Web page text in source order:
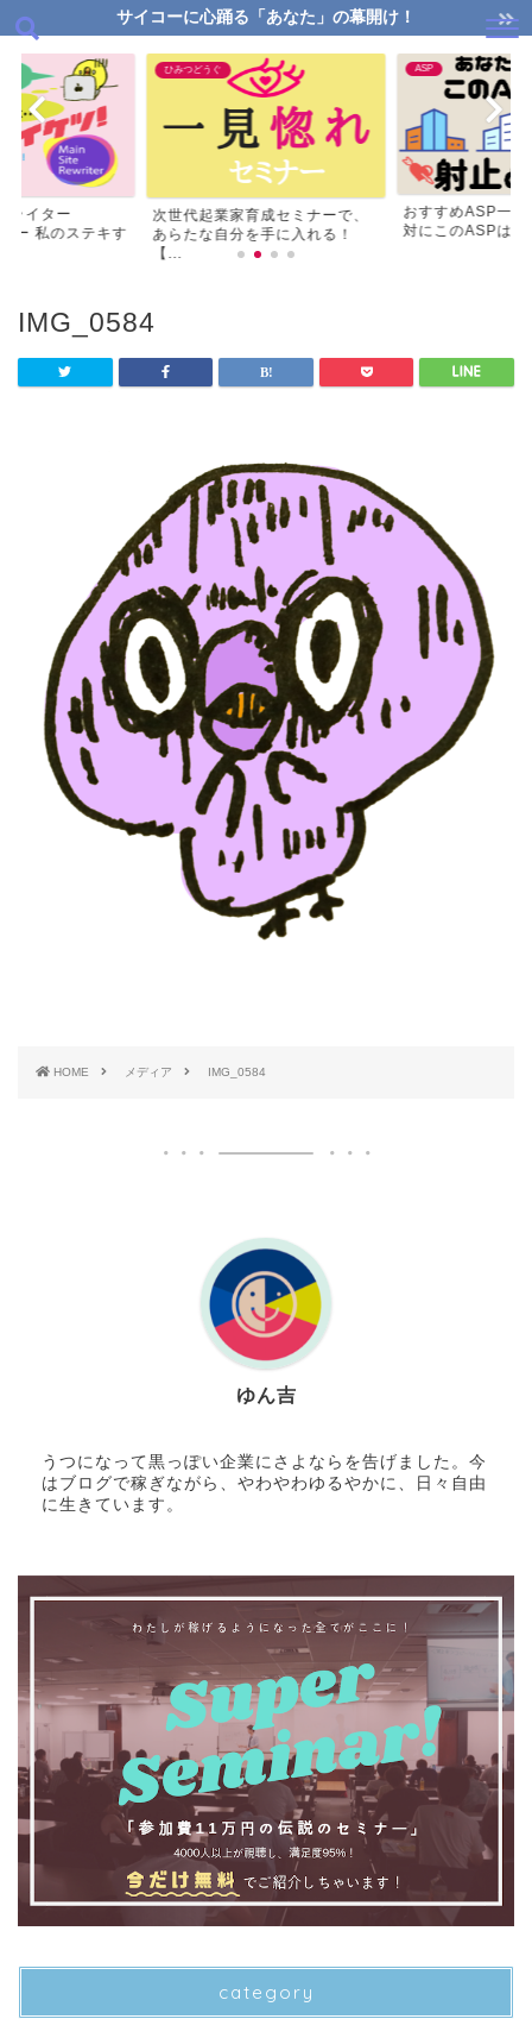
サイコーに心踊る「あなた」の幕開け！
ライター
ー 私のステキす
ひみつどうぐ
次世代起業家育成セミナーで、
あらたな自分を手に入れる！
【...
ASP
おすすめASP一
対にこのASPは
IMG_0584
HOME メディア IMG_0584
ゆん吉
うつになって黒っぽい企業にさよならを告げました。今
はブログで稼ぎながら、やわやわゆるやかに、日々自由
に生きています。
category